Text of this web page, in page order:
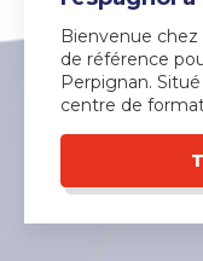
Bienvenue chez
de référence
Perpignan.
centre de